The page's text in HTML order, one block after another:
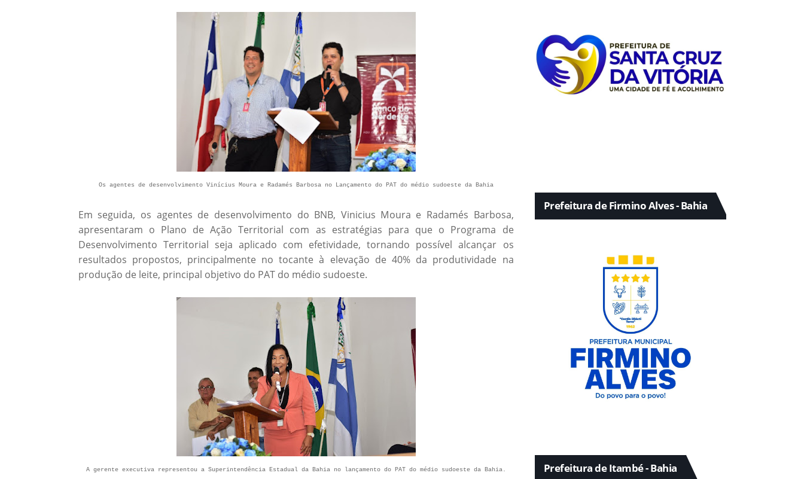
Os agentes de desenvolvimento Vinícius Moura e Radamés Barbosa no Lançamento do PAT do médio sudoeste da Bahia
Em seguida, os agentes de desenvolvimento do BNB, Vinicius Moura e Radamés Barbosa,
apresentaram o Plano de Ação Territorial com as estratégias para que o Programa de
Desenvolvimento Territorial seja aplicado com efetividade, tornando possível alcançar os
resultados propostos, principalmente no tocante à elevação de 40% da produtividade na
produção de leite, principal objetivo do PAT do médio sudoeste.
A gerente executiva representou a Superintendência Estadual da Bahia no lançamento do PAT do médio sudoeste da Bahia.
Prefeitura de Firmino Alves - Bahia
Prefeitura de Itambé - Bahia